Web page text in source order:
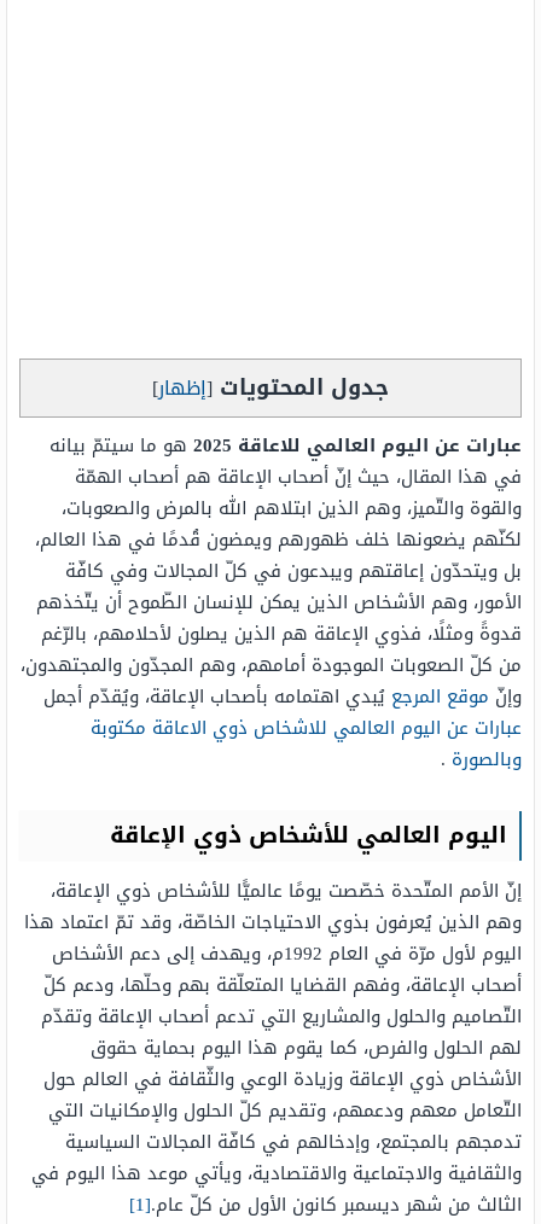
جدول المحتويات [إظهار]
عبارات عن اليوم العالمي للاعاقة 2025
هو ما سيتمّ بيانه
في هذا المقال، حيث إنّ أصحاب الإعاقة هم أصحاب الهمّة
والقوة والتّميز، وهم الذين ابتلاهم الله بالمرض والصعوبات،
لكنّهم يضعونها خلف ظهورهم ويمضون قُدمًا في هذا العالم،
بل ويتحدّون إعاقتهم ويبدعون في كلّ المجالات وفي كافّة
الأمور، وهم الأشخاص الذين يمكن للإنسان الطّموح أن يتّخذهم
قدوةً ومثلًا، فذوي الإعاقة هم الذين يصلون لأحلامهم، بالرّغم
من كلّ الصعوبات الموجودة أمامهم، وهم المجدّون والمجتهدون،
وإنّ موقع المرجع يُبدي اهتمامه بأصحاب الإعاقة، ويُقدّم أجمل
عبارات عن اليوم العالمي للاشخاص ذوي الاعاقة مكتوبة
وبالصورة .
اليوم العالمي للأشخاص ذوي الإعاقة
إنّ الأمم المتّحدة خصّصت يومًا عالميًّا للأشخاص ذوي الإعاقة،
وهم الذين يُعرفون بذوي الاحتياجات الخاصّة، وقد تمّ اعتماد هذا
اليوم لأول مرّة في العام 1992م، ويهدف إلى دعم الأشخاص
أصحاب الإعاقة، وفهم القضايا المتعلّقة بهم وحلّها، ودعم كلّ
التّصاميم والحلول والمشاريع التي تدعم أصحاب الإعاقة وتقدّم
لهم الحلول والفرص، كما يقوم هذا اليوم بحماية حقوق
الأشخاص ذوي الإعاقة وزيادة الوعي والثّقافة في العالم حول
التّعامل معهم ودعمهم، وتقديم كلّ الحلول والإمكانيات التي
تدمجهم بالمجتمع، وإدخالهم في كافّة المجالات السياسية
والثقافية والاجتماعية والاقتصادية، ويأتي موعد هذا اليوم في
الثالث من شهر ديسمبر كانون الأول من كلّ عام.[1]